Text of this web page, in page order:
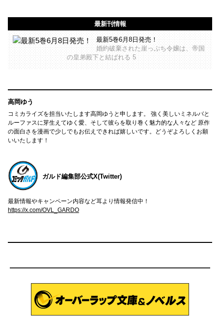
最新刊情報
最新5巻6月8日発売！
婚約破棄された崖っぷち令嬢は、帝国
の皇弟殿下と結ばれる 5
高岡ゆう
コミカライズを担当いたします高岡ゆうと申します。 強く美しいミネルバと
ルーファスに芽生えてゆく愛、そして彼らを取り巻く魅力的な人々など 原作
の面白さを漫画で少しでもお伝えできれば嬉しいです。どうぞよろしくお願
いいたします！
ガルド編集部公式X(Twitter)
最新情報やキャンペーン内容など耳より情報発信中！
https://x.com/OVL_GARDO